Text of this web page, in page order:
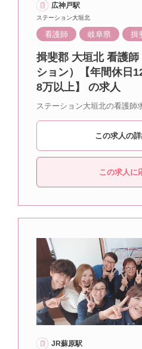
広神戸駅
ステーション大垣北
看護師 岐阜県 揖
揖斐郡 大垣北 看護
ション）【年間休日
8万以上】 の求人
ステーション大垣北の看護師
この求人の
この求人に
JR蘇原駅